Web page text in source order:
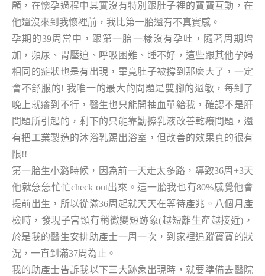
顧，在懷孕過程中其實沒有特別跟肚子裡的寶寶互動，在
他還沒來到我懷裡前，我比第一胎還有不真實感。
孕期的39周當中，跟第一胎一樣沒有孕吐，隨著周期增
加，頻尿、胃壓迫、呼吸困難、睡不好，這些跟其他孕婦
相同的症狀也是有出現，畢竟肚子被撐到那麼大了，一定
會不舒服的! 我唯一的最大的問題是雙腳的過敏，每到了
晚上就癢到不行，醫生也只能開抽血單給我，確認不是肝
問題所引起的，剩下的只能靠勤擦乳液改善乾癢問題，還
有把工業製造的沐浴乳踢出浴室，但改善的效果真的很有
限!!
第一胎生小潞時候，因為前一天走太多路，導致36周+3天
他就急急忙忙check out出來。這一胎我也有80%感覺他會
提前出生，所以從滿36周起就天天在等待產兆。八個月產
檢時，發現子宮頸有稍微變短跡象(越短離生產越接近)，
於是我的醫生安排助產士一周一次，到家裡追蹤寶寶的狀
況，一直到滿37周為止。
我的助產士告訴我以下三大跡象出現時，就要準備去醫院